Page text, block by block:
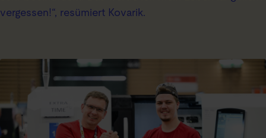
vergessen!“, resümiert Kovarik.